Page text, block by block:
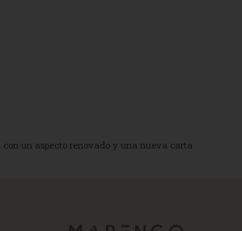
un aspecto renovado y una nueva carta